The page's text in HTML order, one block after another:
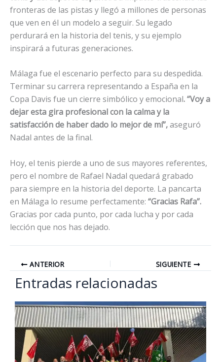
fronteras de las pistas y llegó a millones de personas
que ven en él un modelo a seguir. Su legado
perdurará en la historia del tenis, y su ejemplo
inspirará a futuras generaciones.
Málaga fue el escenario perfecto para su despedida.
Terminar su carrera representando a España en la
Copa Davis fue un cierre simbólico y emocional. “Voy a
dejar esta gira profesional con la calma y la
satisfacción de haber dado lo mejor de mí”,aseguró
Nadal antes de la final.
Hoy, el tenis pierde a uno de sus mayores referentes,
pero el nombre de Rafael Nadal quedará grabado
para siempre en la historia del deporte. La pancarta
en Málaga lo resume perfectamente: “Gracias Rafa”.
Gracias por cada punto, por cada lucha y por cada
lección que nos has dejado.
ANTERIOR SIGUIENTE
Entradas relacionadas